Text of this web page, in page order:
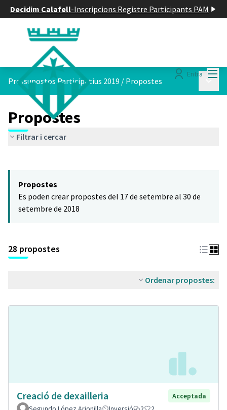
Decidim Calafell-Inscripcions Registre Participants PAM
Entra
Pressupostos Participatius 2019 / Propostes
Propostes
Filtrar i cercar
−
Propostes
Es poden crear propostes del 17 de setembre al 30 de
setembre de 2018
28 propostes
Ordenar propostes:
Creació de dexailleria
Acceptada